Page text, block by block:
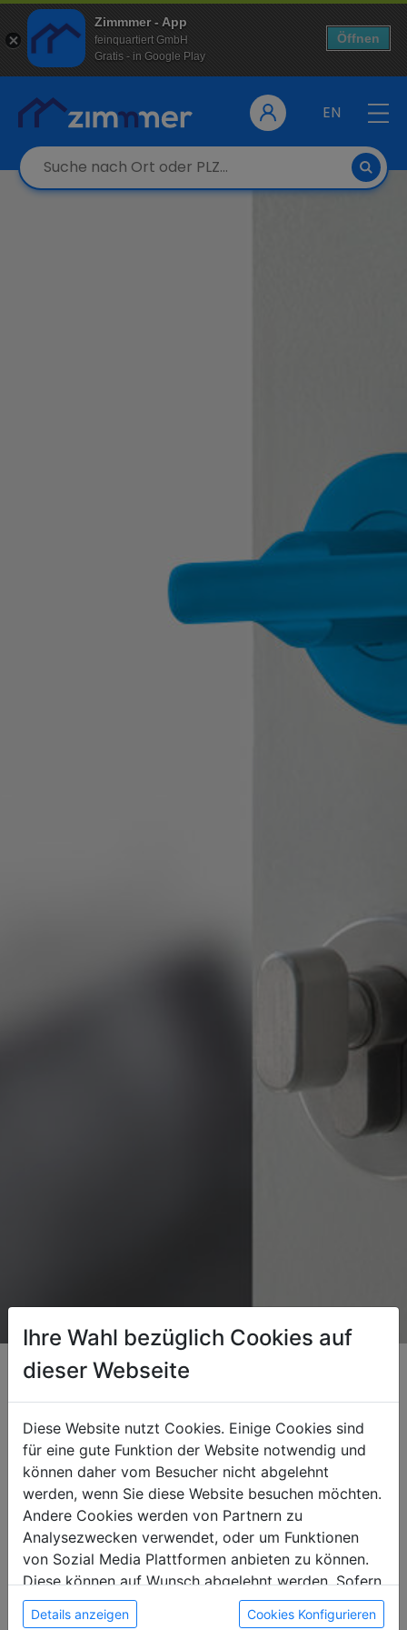
Zimmmer - App
feinquartiert GmbH
Gratis - in Google Play
Öffnen
EN
Kostenlose Registrierung als
Gast
Erstelle dein kostenloses Gast-Konto und nutze alle
Vorteile:
Verfügbarkeitsalarm, Favoriten und Suchagent
die schnelle und einfache Monteurzimmersuche.
Die Registrierung dauert nur wenige Sekunden –
einfach das Formular ausfüllen und loslegen!
Deine Daten sind bei uns sicher.
Ihre Wahl bezüglich Cookies auf
dieser Webseite
Diese Website nutzt Cookies. Einige Cookies sind
für eine gute Funktion der Website notwendig und
können daher vom Besucher nicht abgelehnt
werden, wenn Sie diese Website besuchen möchten.
Andere Cookies werden von Partnern zu
Analysezwecken verwendet, oder um Funktionen
von Sozial Media Plattformen anbieten zu können.
Diese können auf Wunsch abgelehnt werden. Sofern
sie unsere Webseite weiter nutzen, geben Sie
Einwilligung zu unseren Cookies.
Details anzeigen Cookies Konfigurieren